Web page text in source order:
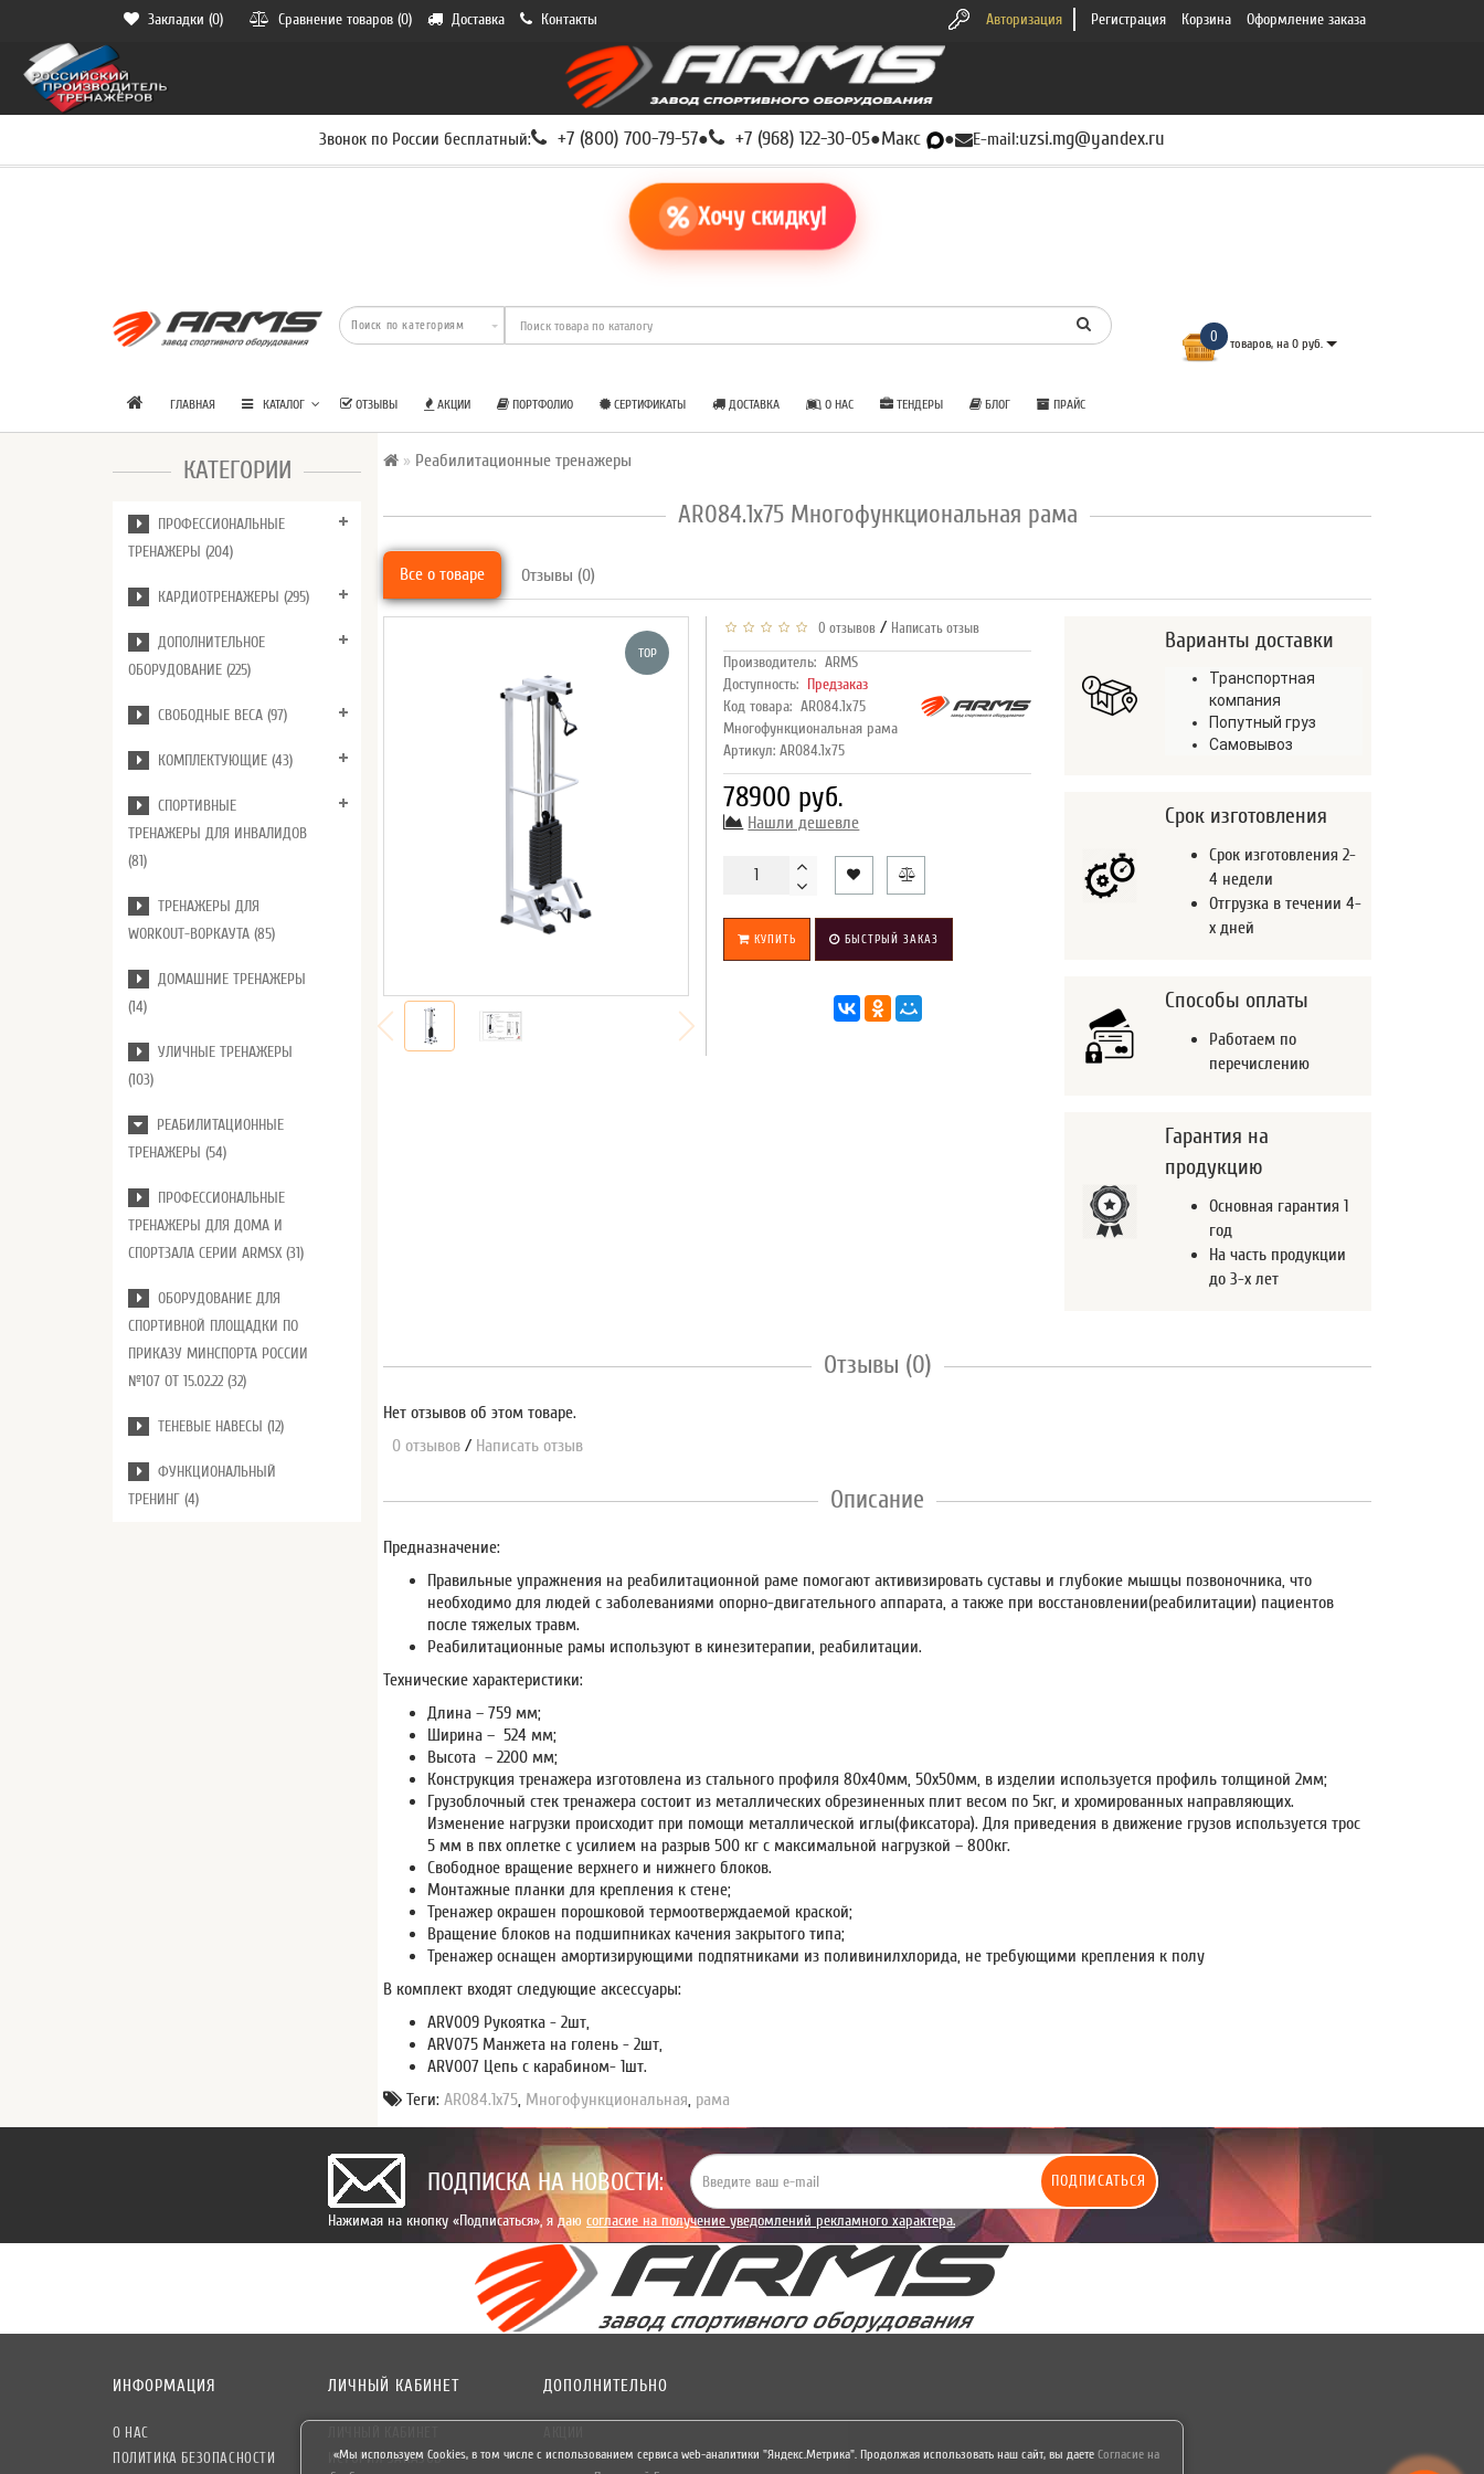
Закладки (0) Сравнение товаров (0) Доставка Контакты Авторизация Регистрация Корзина Оформление заказа
Звонок по России бесплатный: +7 (800) 700-79-57● +7 (968) 122-30-05●Макс ● E-mail:uzsi.mg@yandex.ru
Хочу скидку!
0 товаров, на 0 руб.
ГЛАВНАЯ КАТАЛОГ ОТЗЫВЫ АКЦИИ ПОРТФОЛИО СЕРТИФИКАТЫ ДОСТАВКА О НАС ТЕНДЕРЫ БЛОГ ПРАЙС
КАТЕГОРИИ
ПРОФЕССИОНАЛЬНЫЕ
ТРЕНАЖЕРЫ (204)
КАРДИОТРЕНАЖЕРЫ (295)
ДОПОЛНИТЕЛЬНОЕ
ОБОРУДОВАНИЕ (225)
СВОБОДНЫЕ ВЕСА (97)
КОМПЛЕКТУЮЩИЕ (43)
СПОРТИВНЫЕ
ТРЕНАЖЕРЫ ДЛЯ ИНВАЛИДОВ
(81)
ТРЕНАЖЕРЫ ДЛЯ
WORKOUT-ВОРКАУТА (85)
ДОМАШНИЕ ТРЕНАЖЕРЫ
(14)
УЛИЧНЫЕ ТРЕНАЖЕРЫ
(103)
РЕАБИЛИТАЦИОННЫЕ
ТРЕНАЖЕРЫ (54)
ПРОФЕССИОНАЛЬНЫЕ
ТРЕНАЖЕРЫ ДЛЯ ДОМА И
СПОРТЗАЛА СЕРИИ ARMSX (31)
ОБОРУДОВАНИЕ ДЛЯ
СПОРТИВНОЙ ПЛОЩАДКИ ПО
ПРИКАЗУ МИНСПОРТА РОССИИ
№107 ОТ 15.02.22 (32)
ТЕНЕВЫЕ НАВЕСЫ (12)
ФУНКЦИОНАЛЬНЫЙ
ТРЕНИНГ (4)
Реабилитационные тренажеры
AR084.1х75 Многофункциональная рама
Все о товаре Отзывы (0)
TOP
0 отзывов / Написать отзыв
Производитель: ARMS
Доступность: Предзаказ
Код товара: AR084.1х75
Многофункциональная рама
Артикул: AR084.1х75
78900 руб.
Нашли дешевле
КУПИТЬ БЫСТРЫЙ ЗАКАЗ
Варианты доставки
Транспортная
компания
Попутный груз
Самовывоз
Срок изготовления
Срок изготовления 2-
4 недели
Отгрузка в течении 4-
х дней
Способы оплаты
Работаем по
перечислению
Гарантия на
продукцию
Основная гарантия 1
год
На часть продукции
до 3-х лет
Отзывы (0)
Нет отзывов об этом товаре.
0 отзывов / Написать отзыв
Описание
Предназначение:
Правильные упражнения на реабилитационной раме помогают активизировать суставы и глубокие мышцы позвоночника, что
необходимо для людей с заболеваниями опорно-двигательного аппарата, а также при восстановлении(реабилитации) пациентов
после тяжелых травм.
Реабилитационные рамы используют в кинезитерапии, реабилитации.
Технические характеристики:
Длина – 759 мм;
Ширина – 524 мм;
Высота – 2200 мм;
Конструкция тренажера изготовлена из стального профиля 80х40мм, 50х50мм, в изделии используется профиль толщиной 2мм;
Грузоблочный стек тренажера состоит из металлических обрезиненных плит весом по 5кг, и хромированных направляющих.
Изменение нагрузки происходит при помощи металлической иглы(фиксатора). Для приведения в движение грузов используется трос
5 мм в пвх оплетке с усилием на разрыв 500 кг с максимальной нагрузкой – 800кг.
Свободное вращение верхнего и нижнего блоков.
Монтажные планки для крепления к стене;
Тренажер окрашен порошковой термоотверждаемой краской;
Вращение блоков на подшипниках качения закрытого типа;
Тренажер оснащен амортизирующими подпятниками из поливинилхлорида, не требующими крепления к полу
В комплект входят следующие аксессуары:
ARV009 Рукоятка - 2шт,
ARV075 Манжета на голень - 2шт,
ARV007 Цепь с карабином- 1шт.
Теги:AR084.1х75, Многофункциональная, рама
ПОДПИСКА НА НОВОСТИ: ПОДПИСАТЬСЯ
Нажимая на кнопку «Подписаться», я даю согласие на получение уведомлений рекламного характера.
ИНФОРМАЦИЯ
О НАС
ПОЛИТИКА БЕЗОПАСНОСТИ
ЛИЧНЫЙ КАБИНЕТ
ИСТОРИЯ ЗАКАЗОВ
ДОПОЛНИТЕЛЬНО
«Мы используем Cookies, в том числе с использованием сервиса web-аналитики "Яндекс.Метрика". Продолжая использовать наш сайт, вы даете Согласие на